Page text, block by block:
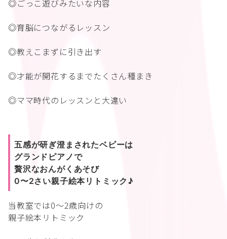
◎ごっこ遊びみたいな内容
◎育脳につながるレッスン
◎教えこまずに引き出す
◎才能が開花するまでたくさん種まき
◎ママ時代のレッスンと大違い
五感が研ぎ澄まされたベビーは
グランドピアノで
贅沢なおんがくあそび
0〜2さい親子絵本リトミック♪
当教室では0〜2歳向けの
親子絵本リトミック